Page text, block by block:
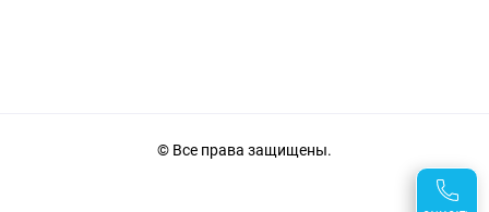
© Все права защищены.